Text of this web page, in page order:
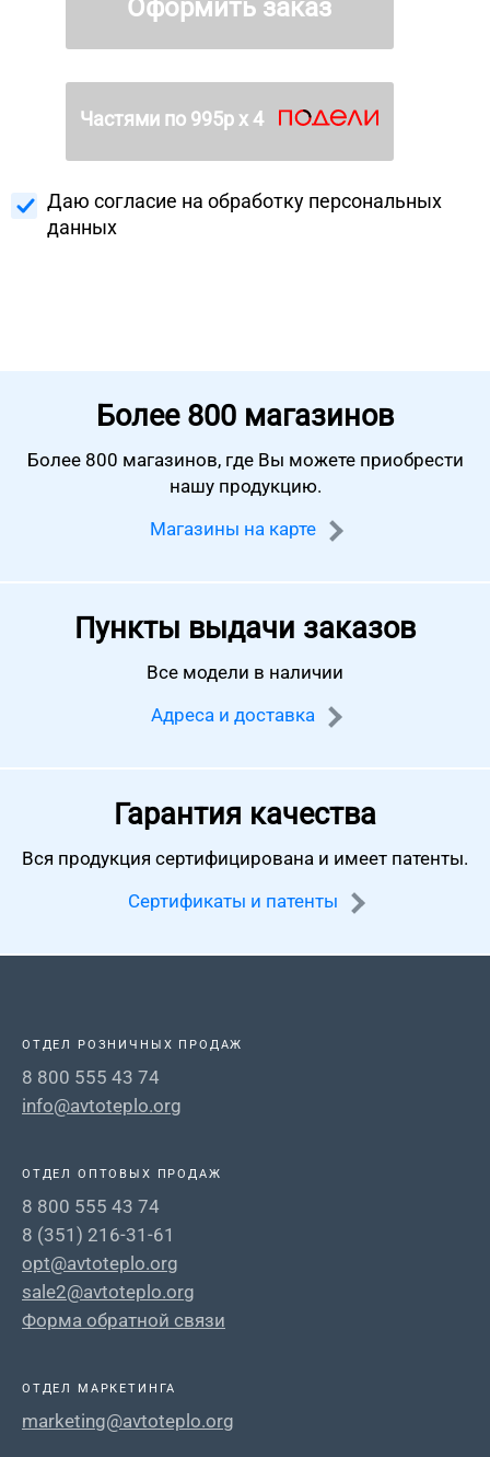
Оформить заказ
Частями по 995р х 4
Даю согласие на обработку персональных
данных
Более 800 магазинов
Более 800 магазинов, где Вы можете приобрести
нашу продукцию.
Магазины на карте
Пункты выдачи заказов
Все модели в наличии
Адреса и доставка
Гарантия качества
Вся продукция сертифицирована и имеет патенты.
Сертификаты и патенты
ОТДЕЛ РОЗНИЧНЫХ ПРОДАЖ
8 800 555 43 74
info@avtoteplo.org
ОТДЕЛ ОПТОВЫХ ПРОДАЖ
8 800 555 43 74
8 (351) 216-31-61
opt@avtoteplo.org
sale2@avtoteplo.org
Форма обратной связи
ОТДЕЛ МАРКЕТИНГА
marketing@avtoteplo.org